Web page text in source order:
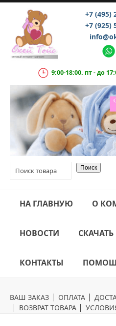
+7 (495)
+7 (925)
9:00-18:00. пт - до
НА ГЛАВНУЮ О
НОВОСТИ
КОНТАКТЫ
ВАШ ЗАКАЗ ОПЛАТА
ВОЗВРАТ ТОВАРА